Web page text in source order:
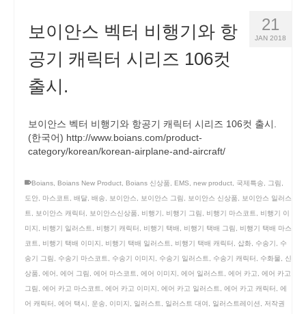
21
JAN 2018
보이안스 벡터 비행기와 항
공기 캐릭터 시리즈 106컷
출시.
보이안스 벡터 비행기와 항공기 캐릭터 시리즈 106컷 출시.
(한국어) http://www.boians.com/product-
category/korean/korean-airplane-and-aircraft/
Boians, Boians New Product, Boians 신상품, EMS, new product, 국제특송, 그림,
도안, 마스코트, 배달, 배송, 보이안스, 보이안스 그림, 보이안스 신상품, 보이안스 일러스
트, 보이안스 캐릭터, 보이안스신상품, 비행기, 비행기 그림, 비행기 마스코트, 비행기 이
미지, 비행기 일러스트, 비행기 캐릭터, 비행기 택배, 비행기 택배 그림, 비행기 택배 마스
코트, 비행기 택배 이미지, 비행기 택배 일러스트, 비행기 택배 캐릭터, 삽화, 수송기, 수
송기 그림, 수송기 마스코트, 수송기 이미지, 수송기 일러스트, 수송기 캐릭터, 수화물, 신
상품, 에어, 에어 그림, 에어 마스코트, 에어 이미지, 에어 일러스트, 에어 카고, 에어 카고
그림, 에어 카고 마스코트, 에어 카고 이미지, 에어 카고 일러스트, 에어 카고 캐릭터, 에
어 캐릭터, 에어 택시, 운송, 이미지, 일러스트, 일러스트 대여, 일러스트레이션, 저작권